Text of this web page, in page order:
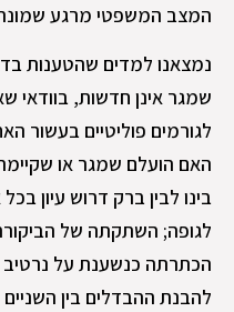
המצב המשפטי מרגע
נמצאנו למדים שהטענות
שמגר אינן חדשות, בוודאי
לגורמים פוליטיים בעשור
האם הועלם שמגר או
בינו לבין ברק דרוש עיון
לגופה; השתקתה של
הכתרתה כנשענת על נרטיב
להבנת ההבדלים בין